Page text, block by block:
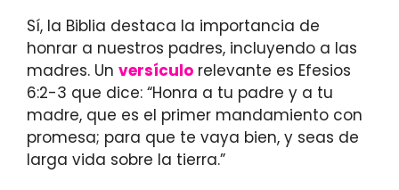
Sí, la Biblia destaca la importancia de
honrar a nuestros padres, incluyendo a las
madres. Un versículo relevante es Efesios
6:2-3 que dice: “Honra a tu padre y a tu
madre, que es el primer mandamiento con
promesa; para que te vaya bien, y seas de
larga vida sobre la tierra.”